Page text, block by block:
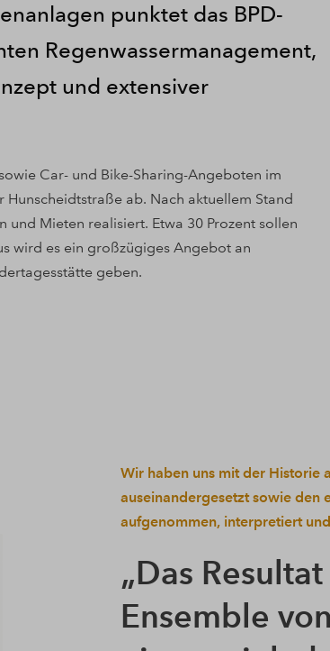
punktet das BPD-
Regenwassermanagement,
und extensiver
Car- und Bike-Sharing-Angeboten im
ab. Nach aktuellem Stand
Mieten realisiert. Etwa 30 Prozent sollen
wird es ein großzügiges Angebot an
geben.
Wir haben uns mit der Historie
auseinandergesetzt sowie den
aufgenommen, interpretiert
Das
Ensemble